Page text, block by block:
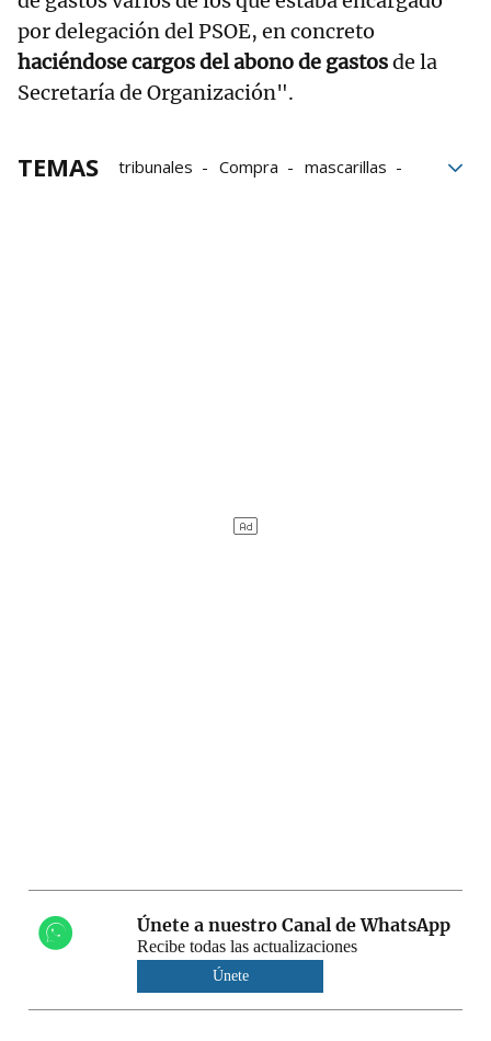
por delegación del PSOE, en concreto
haciéndose cargos del abono de gastosde la
Secretaría de Organización".
TEMAS tribunales Compra
mascarillas
Únete a nuestro Canal de WhatsApp
Recibe todas las actualizaciones
Únete